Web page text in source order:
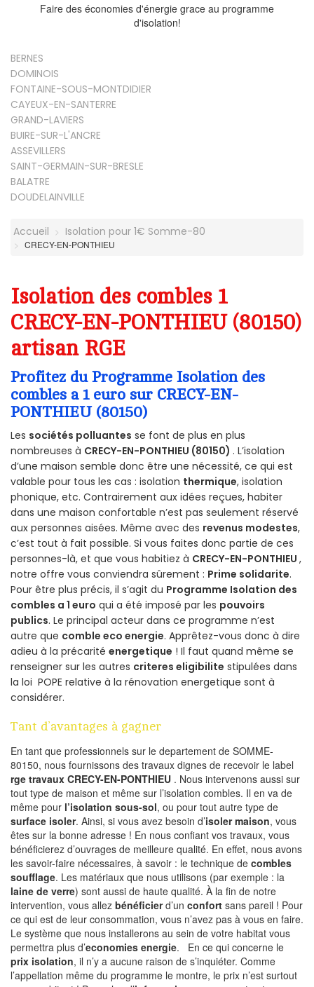
Faire des économies d'énergie grace au programme
d'isolation!
BERNES
DOMINOIS
FONTAINE-SOUS-MONTDIDIER
CAYEUX-EN-SANTERRE
GRAND-LAVIERS
BUIRE-SUR-L'ANCRE
ASSEVILLERS
SAINT-GERMAIN-SUR-BRESLE
BALATRE
DOUDELAINVILLE
Accueil Isolation pour 1€ Somme-80
CRECY-EN-PONTHIEU
Isolation des combles 1
CRECY-EN-PONTHIEU (80150)
artisan RGE
Profitez du Programme Isolation des
combles a 1 euro sur CRECY-EN-
PONTHIEU (80150)
Les sociétés polluantes se font de plus en plus
nombreuses à CRECY-EN-PONTHIEU (80150) . L’isolation
d’une maison semble donc être une nécessité, ce qui est
valable pour tous les cas : isolation thermique, isolation
phonique, etc. Contrairement aux idées reçues, habiter
dans une maison confortable n’est pas seulement réservé
aux personnes aisées. Même avec des revenus modestes,
c’est tout à fait possible. Si vous faites donc partie de ces
personnes-là, et que vous habitiez à CRECY-EN-PONTHIEU ,
notre offre vous conviendra sûrement : Prime solidarite.
Pour être plus précis, il s’agit du Programme Isolation des
combles a 1 euro qui a été imposé par les pouvoirs
publics. Le principal acteur dans ce programme n’est
autre que comble eco energie. Apprêtez-vous donc à dire
adieu à la précarité energetique ! Il faut quand même se
renseigner sur les autres criteres eligibilite stipulées dans
la loi POPE relative à la rénovation energetique sont à
considérer.
Tant d’avantages à gagner
En tant que professionnels sur le departement de SOMME-
80150, nous fournissons des travaux dignes de recevoir le label
rge travaux CRECY-EN-PONTHIEU . Nous intervenons aussi sur
tout type de maison et même sur l’isolation combles. Il en va de
même pour l’isolation sous-sol, ou pour tout autre type de
surface isoler. Ainsi, si vous avez besoin d’isoler maison, vous
êtes sur la bonne adresse ! En nous confiant vos travaux, vous
bénéficierez d’ouvrages de meilleure qualité. En effet, nous avons
les savoir-faire nécessaires, à savoir : le technique de combles
soufflage. Les matériaux que nous utilisons (par exemple : la
laine de verre) sont aussi de haute qualité. À la fin de notre
intervention, vous allez bénéficierd’un confort sans pareil ! Pour
ce qui est de leur consommation, vous n’avez pas à vous en faire.
Le système que nous installerons au sein de votre habitat vous
permettra plus d’economies energie. En ce qui concerne le
prix isolation, il n’y a aucune raison de s’inquiéter. Comme
l’appellation même du programme le montre, le prix n’est surtout